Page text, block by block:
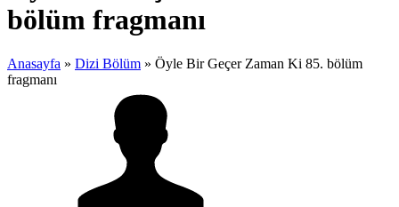
bölüm fragmanı
Anasayfa » Dizi Bölüm » Öyle Bir Geçer Zaman Ki 85. bölüm
fragmanı